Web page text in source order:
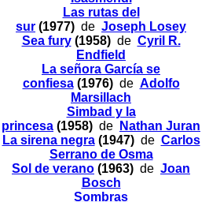
Las rutas del
sur (1977) de Joseph Losey
Sea fury(1958) de Cyril R.
Endfield
La señora García se
confiesa(1976) de Adolfo
Marsillach
Simbad y la
princesa (1958) de
Nathan Juran
La sirena negra(1947) de Carlos
Serrano de Osma
Sol de verano (1963) de Joan
Bosch
Sombras